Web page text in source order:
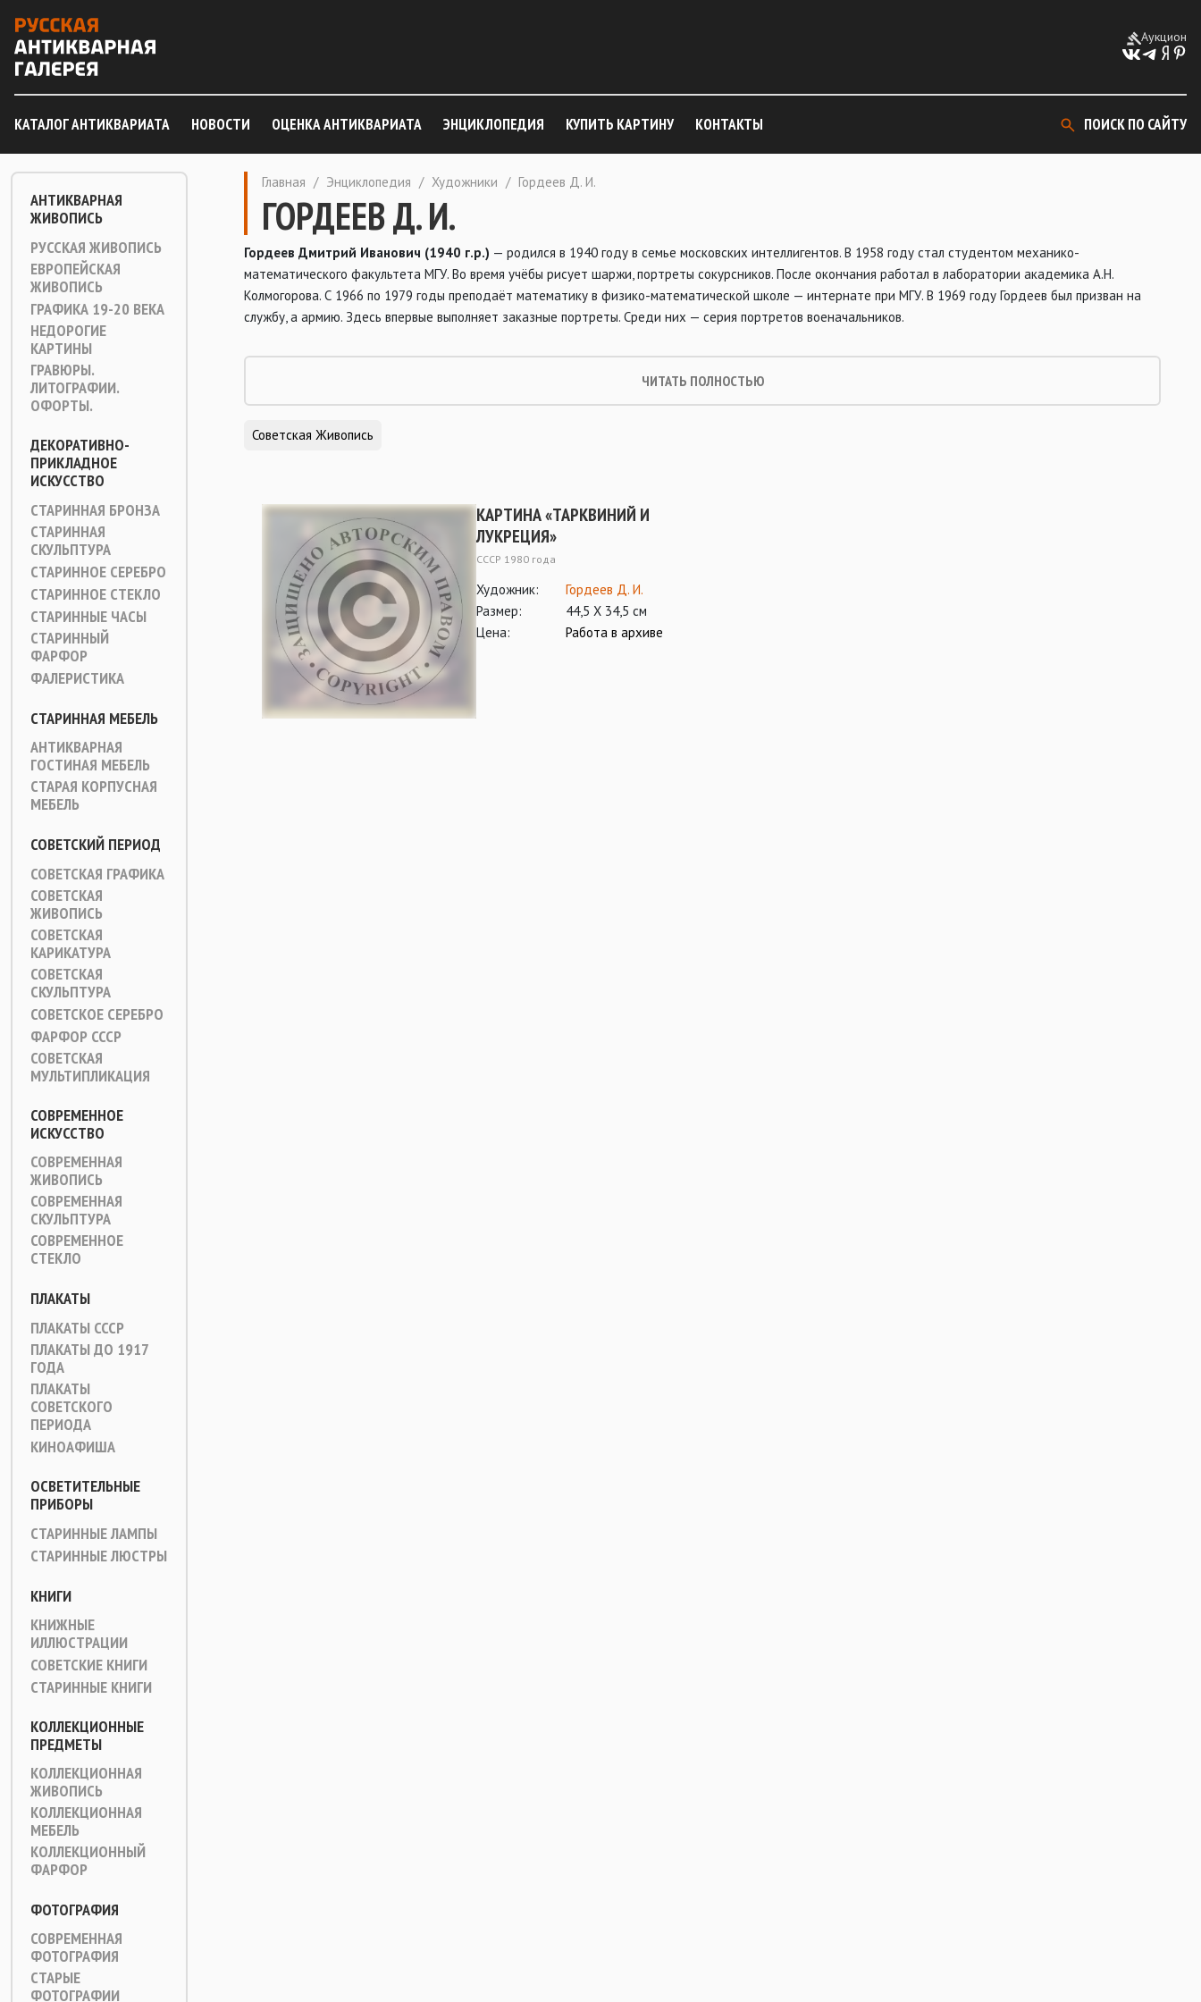
Аукцион
КАТАЛОГ АНТИКВАРИАТА НОВОСТИ ОЦЕНКА АНТИКВАРИАТА ЭНЦИКЛОПЕДИЯ КУПИТЬ КАРТИНУ КОНТАКТЫ ПОИСК ПО САЙТУ
АНТИКВАРНАЯ
ЖИВОПИСЬ
РУССКАЯ ЖИВОПИСЬ
ЕВРОПЕЙСКАЯ
ЖИВОПИСЬ
ГРАФИКА 19-20 ВЕКА
НЕДОРОГИЕ
КАРТИНЫ
ГРАВЮРЫ.
ЛИТОГРАФИИ.
ОФОРТЫ.
ДЕКОРАТИВНО-
ПРИКЛАДНОЕ
ИСКУССТВО
СТАРИННАЯ БРОНЗА
СТАРИННАЯ
СКУЛЬПТУРА
СТАРИННОЕ СЕРЕБРО
СТАРИННОЕ СТЕКЛО
СТАРИННЫЕ ЧАСЫ
СТАРИННЫЙ
ФАРФОР
ФАЛЕРИСТИКА
СТАРИННАЯ МЕБЕЛЬ
АНТИКВАРНАЯ
ГОСТИНАЯ МЕБЕЛЬ
СТАРАЯ КОРПУСНАЯ
МЕБЕЛЬ
СОВЕТСКИЙ ПЕРИОД
СОВЕТСКАЯ ГРАФИКА
СОВЕТСКАЯ
ЖИВОПИСЬ
СОВЕТСКАЯ
КАРИКАТУРА
СОВЕТСКАЯ
СКУЛЬПТУРА
СОВЕТСКОЕ СЕРЕБРО
ФАРФОР СССР
СОВЕТСКАЯ
МУЛЬТИПЛИКАЦИЯ
СОВРЕМЕННОЕ
ИСКУССТВО
СОВРЕМЕННАЯ
ЖИВОПИСЬ
СОВРЕМЕННАЯ
СКУЛЬПТУРА
СОВРЕМЕННОЕ
СТЕКЛО
ПЛАКАТЫ
ПЛАКАТЫ СССР
ПЛАКАТЫ ДО 1917
ГОДА
ПЛАКАТЫ
СОВЕТСКОГО
ПЕРИОДА
КИНОАФИША
ОСВЕТИТЕЛЬНЫЕ
ПРИБОРЫ
СТАРИННЫЕ ЛАМПЫ
СТАРИННЫЕ ЛЮСТРЫ
КНИГИ
КНИЖНЫЕ
ИЛЛЮСТРАЦИИ
СОВЕТСКИЕ КНИГИ
СТАРИННЫЕ КНИГИ
КОЛЛЕКЦИОННЫЕ
ПРЕДМЕТЫ
КОЛЛЕКЦИОННАЯ
ЖИВОПИСЬ
КОЛЛЕКЦИОННАЯ
МЕБЕЛЬ
КОЛЛЕКЦИОННЫЙ
ФАРФОР
ФОТОГРАФИЯ
СОВРЕМЕННАЯ
ФОТОГРАФИЯ
СТАРЫЕ
ФОТОГРАФИИ
Главная / Энциклопедия / Художники / Гордеев Д. И.
ГОРДЕЕВ Д. И.
Гордеев Дмитрий Иванович (1940 г.р.) — родился в 1940 году в семье московских интеллигентов. В 1958 году стал студентом механико-
математического факультета МГУ. Во время учёбы рисует шаржи, портреты сокурсников. После окончания работал в лаборатории академика А.Н.
Колмогорова. С 1966 по 1979 годы преподаёт математику в физико-математической школе — интернате при МГУ. В 1969 году Гордеев был призван на
службу, а армию. Здесь впервые выполняет заказные портреты. Среди них — серия портретов военачальников.
ЧИТАТЬ ПОЛНОСТЬЮ
Советская Живопись
КАРТИНА «ТАРКВИНИЙ И
ЛУКРЕЦИЯ»
СССР 1980 года
Художник:
Гордеев Д. И.
Размер:
44,5 Х 34,5 см
Цена:
Работа в архиве